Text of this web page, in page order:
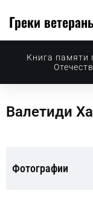
Греки
Книга памяти
Валетиди
Фотографии